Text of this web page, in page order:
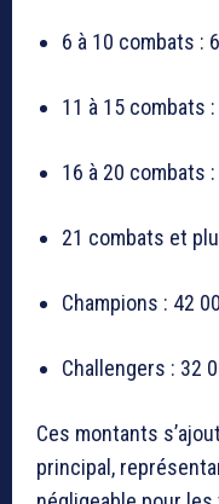
6 à 10 combats :
11 à 15 combats
16 à 20 combats
21 combats et
Champions : 42
Challengers : 32
Ces montants
principal,